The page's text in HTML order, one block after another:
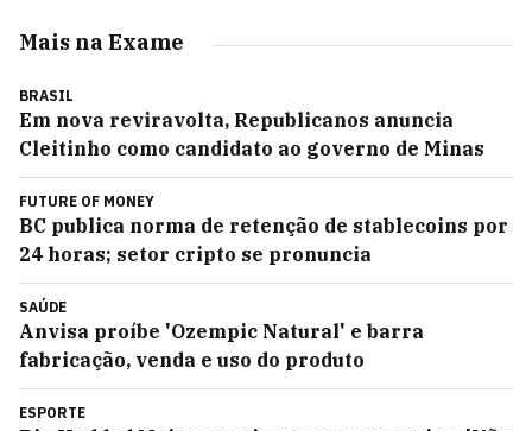
Mais na Exame
BRASIL
Em nova reviravolta, Republicanos anuncia
Cleitinho como candidato ao governo de Minas
FUTURE OF MONEY
BC publica norma de retenção de stablecoins por
24 horas; setor cripto se pronuncia
SAÚDE
Anvisa proíbe 'Ozempic Natural' e barra
fabricação, venda e uso do produto
ESPORTE